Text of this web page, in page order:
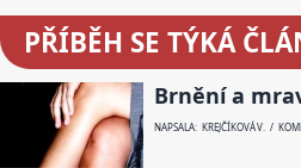
PŘÍBĚH SE TÝKÁ
Brnění a
NAPSALA: KREJČÍKOVÁ V. /